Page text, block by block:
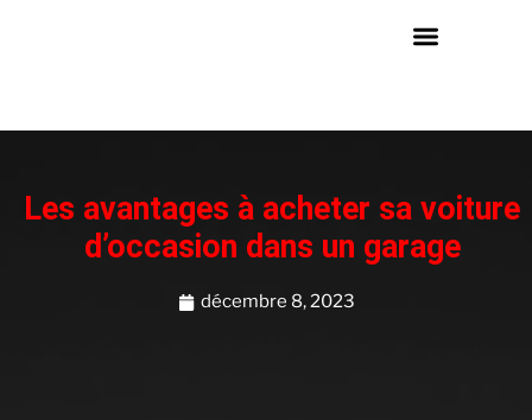
Les avantages à acheter sa voiture
d’occasion dans un garage
décembre 8, 2023